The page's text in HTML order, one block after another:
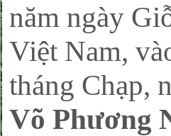
năm ngày
Việt Nam,
tháng Chạp,
Võ Phương